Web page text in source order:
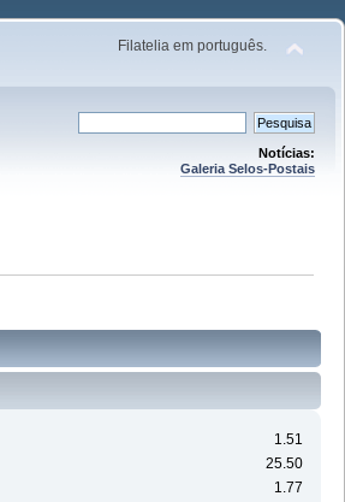
Filatelia em português.
Notícias:
Galeria Selos-Postais
1.51
25.50
1.77